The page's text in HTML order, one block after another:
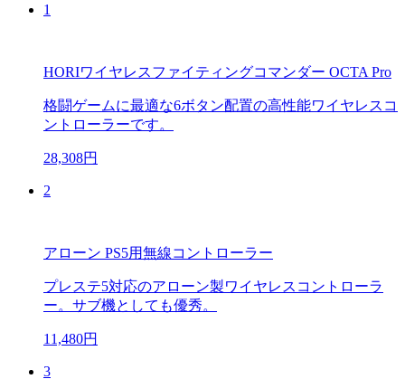
1
HORIワイヤレスファイティングコマンダー OCTA Pro
格闘ゲームに最適な6ボタン配置の高性能ワイヤレスコ
ントローラーです。
28,308円
2
アローン PS5用無線コントローラー
プレステ5対応のアローン製ワイヤレスコントローラ
ー。サブ機としても優秀。
11,480円
3